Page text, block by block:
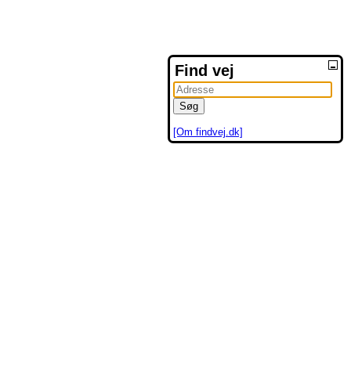
Find vej
[Om findvej.dk]